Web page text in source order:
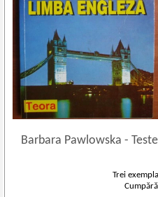
Barbara Pawlowska-
Trei